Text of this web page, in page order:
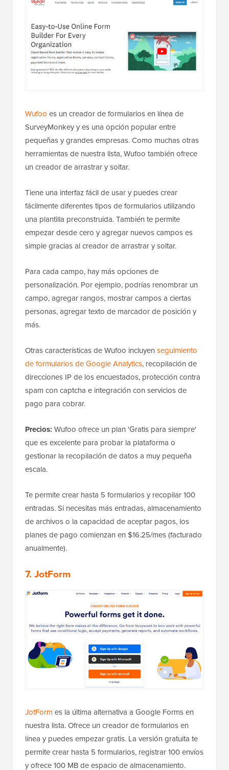
Wufoo es un creador de formularios en línea de
SurveyMonkey y es una opción popular entre
pequeñas y grandes empresas. Como muchas otras
herramientas de nuestra lista, Wufoo también ofrece
un creador de arrastrar y soltar.
Tiene una interfaz fácil de usar y puedes crear
fácilmente diferentes tipos de formularios utilizando
una plantilla preconstruida. También te permite
empezar desde cero y agregar nuevos campos es
simple gracias al creador de arrastrar y soltar.
Para cada campo, hay más opciones de
personalización. Por ejemplo, podrías renombrar un
campo, agregar rangos, mostrar campos a ciertas
personas, agregar texto de marcador de posición y
más.
Otras características de Wufoo incluyen seguimiento
de formularios de Google Analytics, recopilación de
direcciones IP de los encuestados, protección contra
spam con captcha e integración con servicios de
pago para cobrar.
Precios: Wufoo ofrece un plan 'Gratis para siempre'
que es excelente para probar la plataforma o
gestionar la recopilación de datos a muy pequeña
escala.
Te permite crear hasta 5 formularios y recopilar 100
entradas. Si necesitas más entradas, almacenamiento
de archivos o la capacidad de aceptar pagos, los
planes de pago comienzan en $16.25/mes (facturado
anualmente).
7. JotForm
JotForm es la última alternativa a Google Forms en
nuestra lista. Ofrece un creador de formularios en
línea y puedes empezar gratis. La versión gratuita te
permite crear hasta 5 formularios, registrar 100 envíos
y ofrece 100 MB de espacio de almacenamiento.